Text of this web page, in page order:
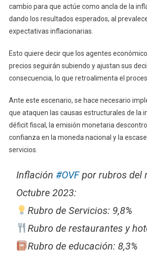
cambio para que actúe como ancla de la
dando los resultados esperados, al
expectativas inflacionarias.
Esto quiere decir que los agentes
precios seguirán subiendo y ajustan sus
consecuencia, lo que retroalimenta el
Ante este escenario, se hace necesario
que ataquen las causas estructurales de la
déficit fiscal, la emisión monetaria
confianza en la moneda nacional y la
servicios.
Inflación #OVFpor rubros del
Octubre 2023:
Rubro de Servicios: 9,8%
Rubro de restaurantes y
Rubro de educación: 8,3%